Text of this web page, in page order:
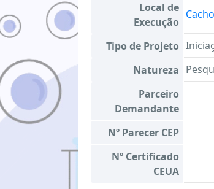
Local de
Execução
Tipo de Projeto
Natureza
Parceiro
Demandante
Nº Parecer CEP
Nº Certificado
CEUA